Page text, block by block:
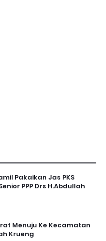
Pakaikan Jas PKS
PPP Drs H.Abdullah
Menuju Ke Kecamatan
Krueng